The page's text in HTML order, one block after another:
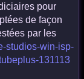
pour
de façon
par les
studios-win-isp-
131113